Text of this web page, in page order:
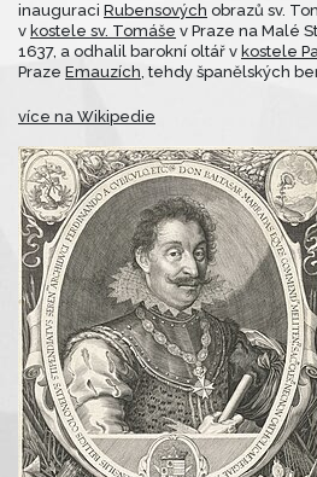
inauguraci Rubensových obrazů sv.
v kostele sv. Tomáše v Praze na Malé
1637, a odhalil barokní oltář v kostele
Praze Emauzích, tehdy španělských
více na Wikipedie